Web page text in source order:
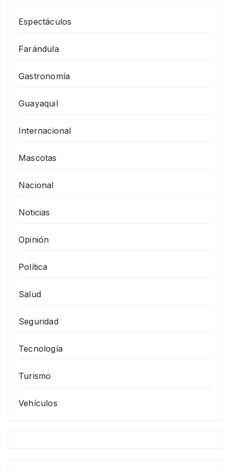
Espectáculos
Farándula
Gastronomía
Guayaquil
Internacional
Mascotas
Nacional
Noticias
Opinión
Política
Salud
Seguridad
Tecnología
Turismo
Vehículos